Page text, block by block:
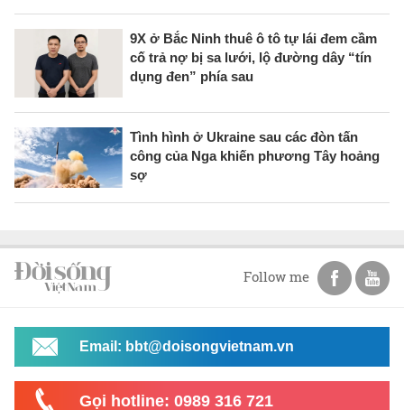
9X ở Bắc Ninh thuê ô tô tự lái đem cầm
cố trả nợ bị sa lưới, lộ đường dây “tín
dụng đen” phía sau
Tình hình ở Ukraine sau các đòn tấn
công của Nga khiến phương Tây hoảng
sợ
Follow me
Email: bbt@doisongvietnam.vn
Gọi hotline: 0989 316 721